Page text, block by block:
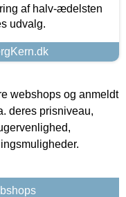
af halv-ædelsten
udvalg.
webshops og anmeldt
deres prisniveau,